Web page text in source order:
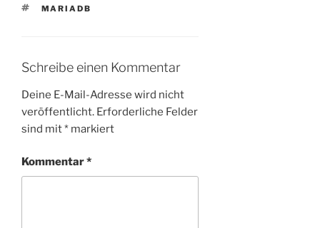
SCHLAGWÖRTER
MARIADB
Schreibe einen Kommentar
Deine E-Mail-Adresse wird nicht
veröffentlicht. Erforderliche Felder
sind mit* markiert
Kommentar*